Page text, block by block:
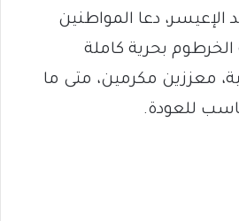
الإعيسر، دعا المواطنين
بحرية كاملة
معززين مكرمين، متى ما
للعودة.